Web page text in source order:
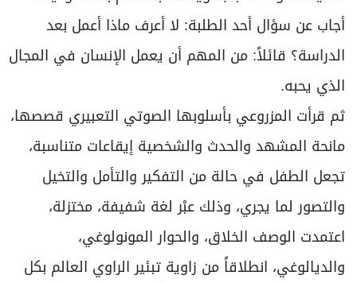
أجاب عن سؤال أحد الطلبة: لا أعرف ماذا أعمل بعد
الدراسة؟ قائلاً: من المهم أن يعمل الإنسان في المجال
الذي يحبه.
ثم قرأت المزروعي بأسلوبها الصوتي التعبيري قصصها،
مانحة المشهد والحدث والشخصية إيقاعات متناسبة،
تجعل الطفل في حالة من التفكير والتأمل والتخيل
والتصور لما يجري، وذلك عبْر لغة شفيفة، مختزلة،
اعتمدت الوصف الخلاق، والحوار المونولوغي،
والديالوغي، انطلاقاً من زاوية تبئير الراوي العالم بكل